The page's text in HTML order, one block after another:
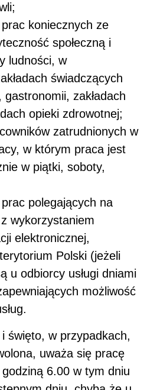
koniecznych ze
społeczną i
ludności, w
świadczących
gastronomii, zakładach
opieki zdrowotnej;
zatrudnionych w
w którym praca jest
w piątki, soboty,
polegających na
wykorzystaniem
elektronicznej,
Polski (jeżeli
u odbiorcy usługi dniami
możliwość
święto, w przypadkach,
uważa się pracę
6.00 w tym dniu